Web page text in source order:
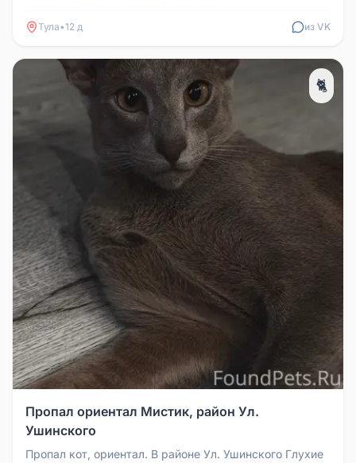
Тула•12 д из VK
🐈
Пропал ориентал Мистик, район Ул.
Ушинского
Пропал кот, ориентал. В районе Ул. Ушинского Глухие